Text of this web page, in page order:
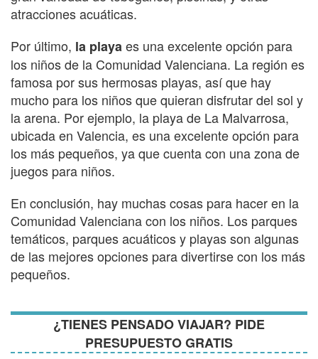
atracciones acuáticas.
Por último, la playaes una excelente opción para
los niños de la Comunidad Valenciana. La región es
famosa por sus hermosas playas, así que hay
mucho para los niños que quieran disfrutar del sol y
la arena. Por ejemplo, la playa de La Malvarrosa,
ubicada en Valencia, es una excelente opción para
los más pequeños, ya que cuenta con una zona de
juegos para niños.
En conclusión, hay muchas cosas para hacer en la
Comunidad Valenciana con los niños. Los parques
temáticos, parques acuáticos y playas son algunas
de las mejores opciones para divertirse con los más
pequeños.
¿TIENES PENSADO VIAJAR? PIDE
PRESUPUESTO GRATIS